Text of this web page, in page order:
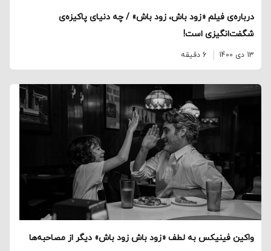
درباره‌ی فیلم «زود باش، زود باش» / چه دنیای پاکیزه‌ی
شگفت‌انگیزی است!
13 دی 1400 6 دقیقه
واکین فینیکس به لطف «زود باش زود باش» دیگر از مصاحبه‌ها